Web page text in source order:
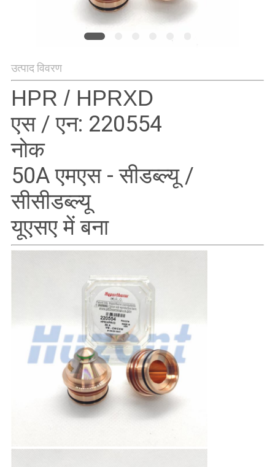
उत्पाद विवरण
HPR / HPRXD
एस / एन: 220554
नोक
50A एमएस - सीडब्ल्यू /
सीसीडब्ल्यू
यूएसए में बना